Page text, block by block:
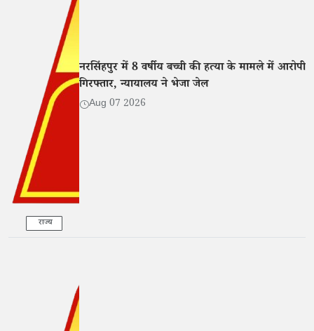
राज्य
नरसिंहपुर में 8 वर्षीय बच्ची की हत्या के मामले में आरोपी
गिरफ्तार, न्यायालय ने भेजा जेल
Aug 07 2026